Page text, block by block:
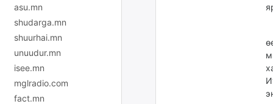
asu.mn
shudarga.mn
shuurhai.mn
unuudur.mn
isee.mn
mglradio.com
fact.mn